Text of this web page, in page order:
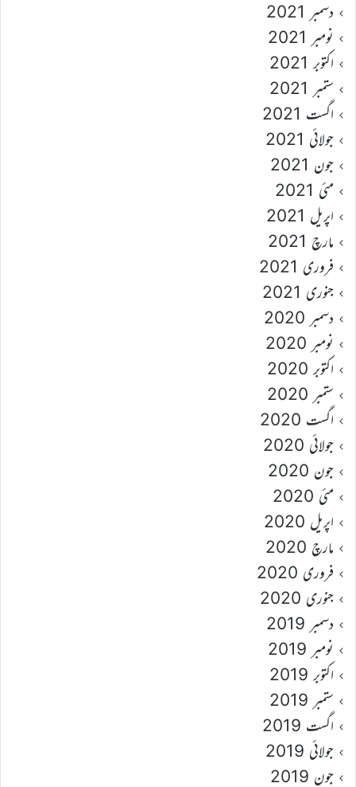
دسمبر 2021
نومبر 2021
اکتوبر 2021
ستمبر 2021
اگست 2021
جولائی 2021
جون 2021
مئی 2021
اپریل 2021
مارچ 2021
فروری 2021
جنوری 2021
دسمبر 2020
نومبر 2020
اکتوبر 2020
ستمبر 2020
اگست 2020
جولائی 2020
جون 2020
مئی 2020
اپریل 2020
مارچ 2020
فروری 2020
جنوری 2020
دسمبر 2019
نومبر 2019
اکتوبر 2019
ستمبر 2019
اگست 2019
جولائی 2019
جون 2019